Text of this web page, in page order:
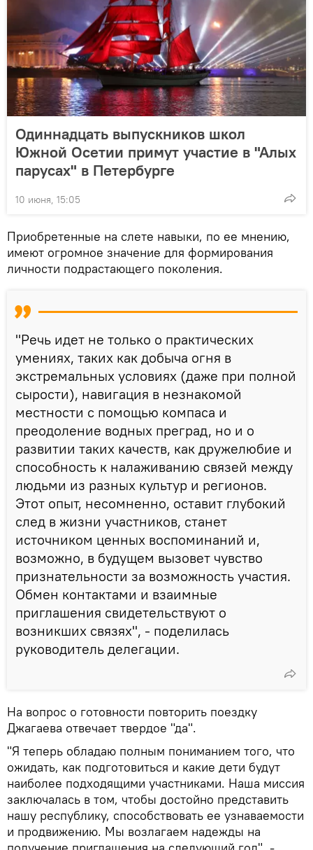
Одиннадцать выпускников школ
Южной Осетии примут участие в "Алых
парусах" в Петербурге
10 июня, 15:05
Приобретенные на слете навыки, по ее мнению,
имеют огромное значение для формирования
личности подрастающего поколения.
"Речь идет не только о практических
умениях, таких как добыча огня в
экстремальных условиях (даже при полной
сырости), навигация в незнакомой
местности с помощью компаса и
преодоление водных преград, но и о
развитии таких качеств, как дружелюбие и
способность к налаживанию связей между
людьми из разных культур и регионов.
Этот опыт, несомненно, оставит глубокий
след в жизни участников, станет
источником ценных воспоминаний и,
возможно, в будущем вызовет чувство
признательности за возможность участия.
Обмен контактами и взаимные
приглашения свидетельствуют о
возникших связях", - поделилась
руководитель делегации.
На вопрос о готовности повторить поездку
Джагаева отвечает твердое "да".
"Я теперь обладаю полным пониманием того, что
ожидать, как подготовиться и какие дети будут
наиболее подходящими участниками. Наша миссия
заключалась в том, чтобы достойно представить
нашу республику, способствовать ее узнаваемости
и продвижению. Мы возлагаем надежды на